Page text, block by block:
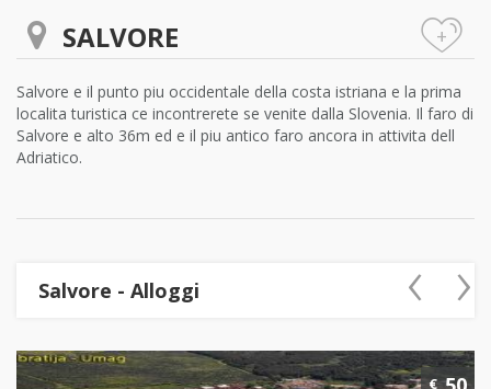
SALVORE +
Salvore e il punto piu occidentale della costa istriana e la prima
localita turistica ce incontrerete se venite dalla Slovenia. Il faro di
Salvore e alto 36m ed e il piu antico faro ancora in attivita dell
Adriatico.
Salvore - Alloggi
€
‹ ›